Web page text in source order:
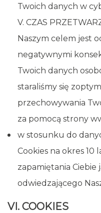
Twoich danych w
V. CZAS
Naszym celem jest
negatywnymi
Twoich danych
staraliśmy się
przechowywania
za pomocą strony
w stosunku do
Cookies na okres 10
zapamiętania
odwiedzającego
VI. COOKIES